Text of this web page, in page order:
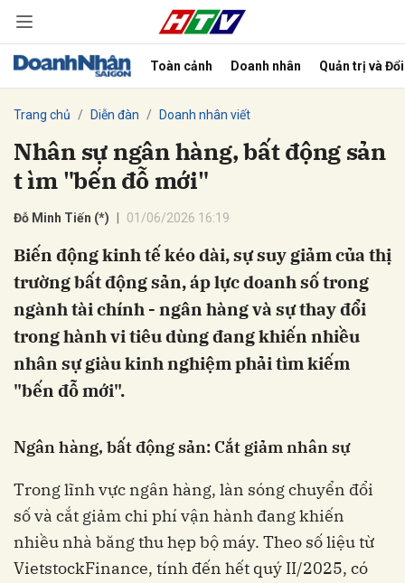
Toàn cảnh Doanh nhân Quản trị và
Trang chủ Diễn đàn Doanh nhân viết
Nhân sự ngân hàng, bất động sản
t ìm "bến đỗ mới"
Đỗ Minh Tiến (*) 01/06/2026 16:19
Biến động kinh tế kéo dài, sự suy giảm của thị
trường bất động sản, áp lực doanh số trong
ngành tài chính - ngân hàng và sự thay đổi
trong hành vi tiêu dùng đang khiến nhiều
nhân sự giàu kinh nghiệm phải tìm kiếm
"bến đỗ mới".
Ngân hàng, bất động sản: Cắt giảm nhân sự
Trong lĩnh vực ngân hàng, làn sóng chuyển đổi
số và cắt giảm chi phí vận hành đang khiến
nhiều nhà băng thu hẹp bộ máy. Theo số liệu từ
VietstockFinance, tính đến hết quý II/2025, có
Hủy